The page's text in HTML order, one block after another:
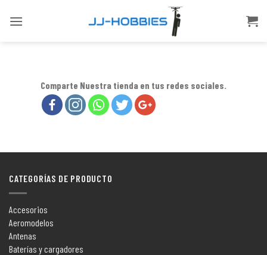
Comparte Nuestra tienda en tus redes sociales.
CATEGORÍAS DE PRODUCTO
Accesorios
Aeromodelos
Antenas
Baterías y cargadores